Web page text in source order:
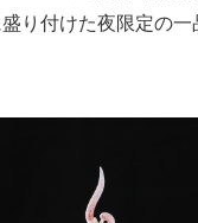
り付けた夜限定の一